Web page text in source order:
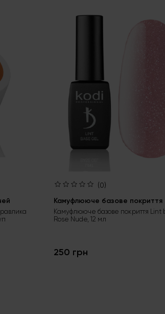
равлика
(0)
Камуфлююче базове покриття
Камуфлююче базове покриття Lint
Rose Nude, 12 мл
250 грн